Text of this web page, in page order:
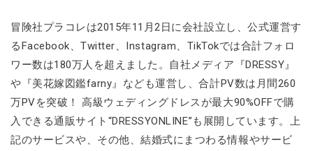
冒険社プラコレは2015年11月2日に会社設立し、公式運営す
るFacebook、Twitter、Instagram、TikTokでは合計フォロ
ワー数は180万人を超えました。自社メディア『DRESSY』
や『美花嫁図鑑farny』なども運営し、合計PV数は月間260
万PVを突破！ 高級ウェディングドレスが最大90%OFFで購
入できる通販サイト“DRESSYONLINE”も展開しています。上
記のサービスや、その他、結婚式にまつわる情報やサービ